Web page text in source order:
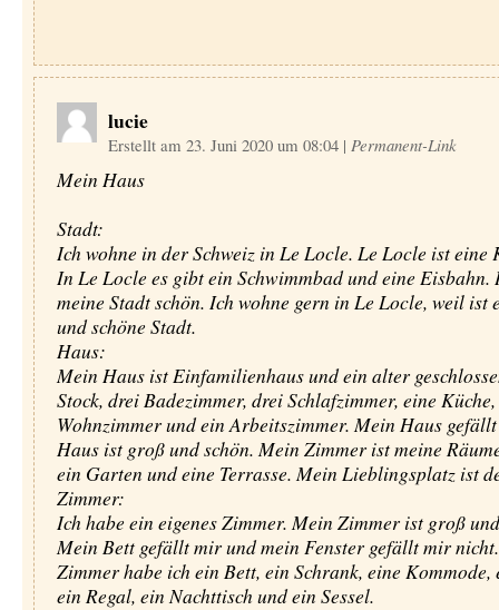
lucie
Erstellt am 23. Juni 2020 um 08:04 | Permanent-Link
Mein Haus
Stadt:
Ich wohne in der Schweiz in Le Locle. Le Locle ist eine
In Le Locle es gibt ein Schwimmbad und eine Eisbahn.
meine Stadt schön. Ich wohne gern in Le Locle, weil ist
und schöne Stadt.
Haus:
Mein Haus ist Einfamilienhaus und ein alter
Stock, drei Badezimmer, drei Schlafzimmer, eine
Wohnzimmer und ein Arbeitszimmer. Mein Haus
Haus ist groß und schön. Mein Zimmer ist meine
ein Garten und eine Terrasse. Mein Lieblingsplatz ist
Zimmer:
Ich habe ein eigenes Zimmer. Mein Zimmer ist groß
Mein Bett gefällt mir und mein Fenster gefällt mir
Zimmer habe ich ein Bett, ein Schrank, eine Kommode,
ein Regal, ein Nachttisch und ein Sessel.